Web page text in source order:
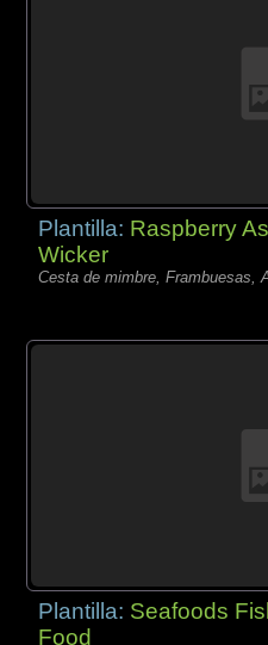
Plantilla: Raspberry
Wicker
Cesta de mimbre, Frambuesas,
Plantilla: Seafoods
Food